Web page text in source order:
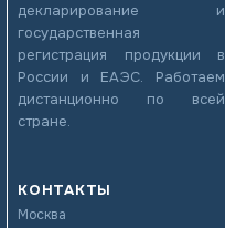
декларирование и
государственная
регистрация продукции в
России и ЕАЭС. Работаем
дистанционно по всей
стране.
КОНТАКТЫ
Москва